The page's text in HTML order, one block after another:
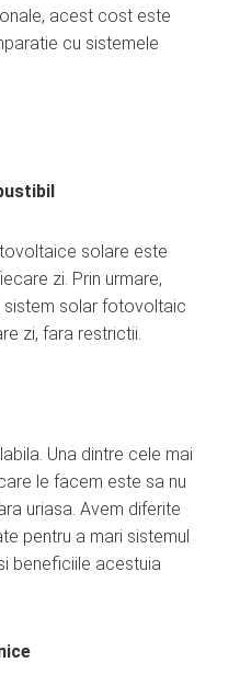
acest cost este
cu sistemele
solare este
zi. Prin urmare,
sistem solar fotovoltaic
zi, fara restrictii.
Una dintre cele mai
le facem este sa nu
uriasa. Avem diferite
pentru a mari sistemul
beneficiile acestuia